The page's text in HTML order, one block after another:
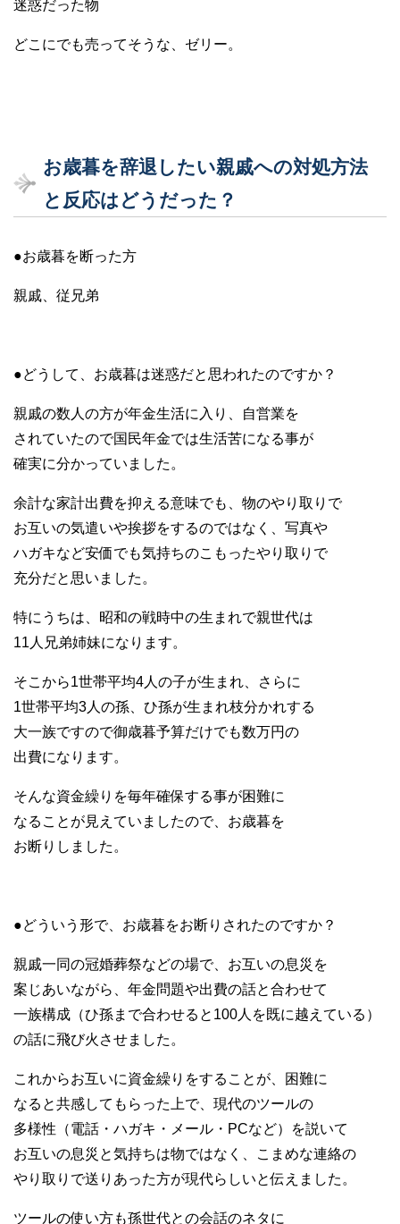
迷惑だった物
どこにでも売ってそうな、ゼリー。
お歳暮を辞退したい親戚への対処方法
と反応はどうだった？
●お歳暮を断った方
親戚、従兄弟
●どうして、お歳暮は迷惑だと思われたのですか？
親戚の数人の方が年金生活に入り、自営業を
されていたので国民年金では生活苦になる事が
確実に分かっていました。
余計な家計出費を抑える意味でも、物のやり取りで
お互いの気遣いや挨拶をするのではなく、写真や
ハガキなど安価でも気持ちのこもったやり取りで
充分だと思いました。
特にうちは、昭和の戦時中の生まれで親世代は
11人兄弟姉妹になります。
そこから1世帯平均4人の子が生まれ、さらに
1世帯平均3人の孫、ひ孫が生まれ枝分かれする
大一族ですので御歳暮予算だけでも数万円の
出費になります。
そんな資金繰りを毎年確保する事が困難に
なることが見えていましたので、お歳暮を
お断りしました。
●どういう形で、お歳暮をお断りされたのですか？
親戚一同の冠婚葬祭などの場で、お互いの息災を
案じあいながら、年金問題や出費の話と合わせて
一族構成（ひ孫まで合わせると100人を既に越えている）
の話に飛び火させました。
これからお互いに資金繰りをすることが、困難に
なると共感してもらった上で、現代のツールの
多様性（電話・ハガキ・メール・PCなど）を説いて
お互いの息災と気持ちは物ではなく、こまめな連絡の
やり取りで送りあった方が現代らしいと伝えました。
ツールの使い方も孫世代との会話のネタに